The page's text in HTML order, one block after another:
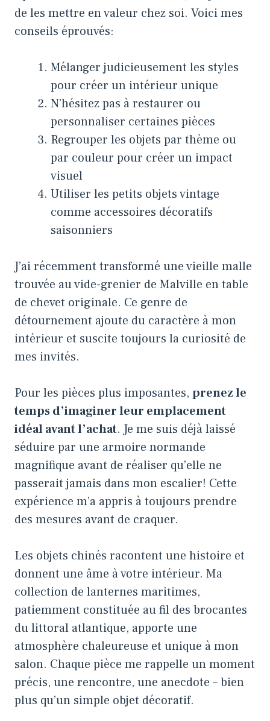
de les mettre en valeur chez soi. Voici mes
conseils éprouvés:
Mélanger judicieusement les styles
pour créer un intérieur unique
N’hésitez pas à restaurer ou
personnaliser certaines pièces
Regrouper les objets par thème ou
par couleur pour créer un impact
visuel
Utiliser les petits objets vintage
comme accessoires décoratifs
saisonniers
J’ai récemment transformé une vieille malle
trouvée au vide-grenier de Malville en table
de chevet originale. Ce genre de
détournement ajoute du caractère à mon
intérieur et suscite toujours la curiosité de
mes invités.
Pour les pièces plus imposantes, prenez le
temps d’imaginer leur emplacement
idéal avant l’achat. Je me suis déjà laissé
séduire par une armoire normande
magnifique avant de réaliser qu’elle ne
passerait jamais dans mon escalier! Cette
expérience m’a appris à toujours prendre
des mesures avant de craquer.
Les objets chinés racontent une histoire et
donnent une âme à votre intérieur. Ma
collection de lanternes maritimes,
patiemment constituée au fil des brocantes
du littoral atlantique, apporte une
atmosphère chaleureuse et unique à mon
salon. Chaque pièce me rappelle un moment
précis, une rencontre, une anecdote – bien
plus qu’un simple objet décoratif.